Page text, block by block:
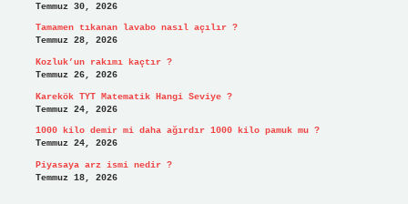
Temmuz 30, 2026
Tamamen tıkanan lavabo nasıl açılır ?
Temmuz 28, 2026
Kozluk’un rakımı kaçtır ?
Temmuz 26, 2026
Karekök TYT Matematik Hangi Seviye ?
Temmuz 24, 2026
1000 kilo demir mi daha ağırdır 1000 kilo pamuk mu ?
Temmuz 24, 2026
Piyasaya arz ismi nedir ?
Temmuz 18, 2026